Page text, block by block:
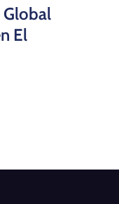
Global
El